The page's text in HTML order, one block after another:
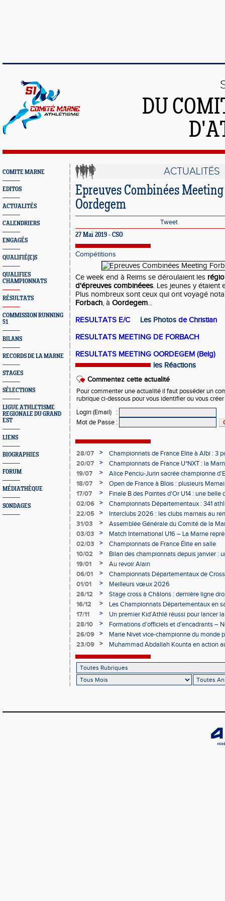
DU
COMITE MARNE
EDITOS
ACTUALITÉS
CALENDRIERS
ENGAGÉS
QUALIFIÉ(E)S
QUALIFIES
CHAMPIONNATS
RÉSULTATS
COMMISSION RUNNING
51
BILANS
RECORDS DE LA MARNE
STAGES
SÉLECTIONS
LIGUE ATHLETISME
REGIONALE DU GRAND
EST
LIENS
BIOGRAPHIES
FORUM
MÉDIATHÈQUE
SONDAGES
ACTUALITÉS
Epreuves Combinées
Oordegem
Tweet
27 Mai 2019 - CSO
Compétitions
Ce week end à Reims se déroulaient les
d'épreuves combinéees. Les jeunes y étaient
Plus nombreux sont ceux qui ont voyagé
Forbach, à Oordegem...
RESULTATS E/C Les Photos de Christian
RESULTATS MEETING DE FORBACH
RESULTATS MEETING OORDEGEM (Belg)
les Réactions
Commentez cette actualité
Pour commenter une actualité il faut posséder un
rubrique ci-dessous pour vous identifier ou vous
Login (Email)
:
Mot de Passe :
28/07 >
Championnats de France Elite à Albi : 3
20/07
>
Championnats de France U*NXT : la
Charléty
19/07 >
Alice Penciu-Jurin sacrée championne
18/07
>
Open de France à Blois : plusieurs
17/07
>
Finale B des Pointes d'Or U14 : une
Obernai
02/06 >
Championnats Départementaux : 341
Champagne
22/05 >
Interclubs 2026 : les clubs marnais au
31/03
>
Assemblée Générale du Comité de la
Épernay
03/03 >
Match International U16 – La Marne
02/03
>
Championnats de France Élite en salle
10/02
>
Bilan des championnats depuis janvier :
bien lancée
19/01 >
Au revoir Alain
06/01
>
Championnats Départementaux de
01/01
>
Meilleurs vœux 2026
26/12
>
Stage cross à Châlons : dernière ligne
Départementaux
16/12 >
Les Championnats Départementaux en
hivernale
17/11 >
Un premier Kid’Athlé réussi pour lancer
28/10
>
Formations d’officiels et d’encadrants –
26/09
>
Marie Nivet vice-championne du monde
23/09
> Muhammad Abdallah Kounta en action